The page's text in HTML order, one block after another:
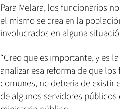
Para Melara, los funcionarios
el mismo se crea en la
involucrados en alguna
“Creo que es importante, y es
analizar esa reforma de que
comunes, no debería de existir
de algunos servidores